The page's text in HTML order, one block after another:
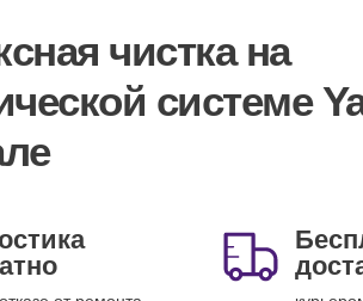
чисткана
системе